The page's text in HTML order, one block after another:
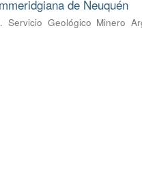
de Neuquén
Servicio Geológico Minero